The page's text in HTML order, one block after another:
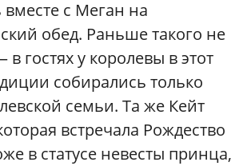
с Меган на
обед. Раньше такого не
в гостях у королевы в этот
собирались только
семьи. Та же Кейт
встречала Рождество
в статусе невесты принца,